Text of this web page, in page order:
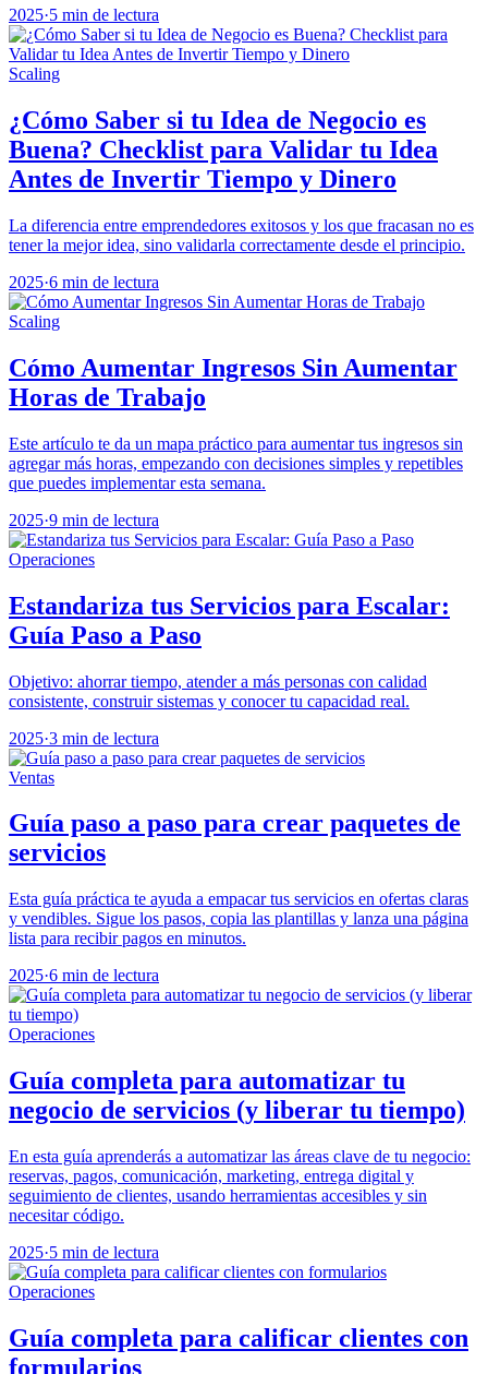
2025·5 min de lectura
Scaling
¿Cómo Saber si tu Idea de Negocio es
Buena? Checklist para Validar tu Idea
Antes de Invertir Tiempo y Dinero
La diferencia entre emprendedores exitosos y los que fracasan no es
tener la mejor idea, sino validarla correctamente desde el principio.
2025·6 min de lectura
Scaling
Cómo Aumentar Ingresos Sin Aumentar
Horas de Trabajo
Este artículo te da un mapa práctico para aumentar tus ingresos sin
agregar más horas, empezando con decisiones simples y repetibles
que puedes implementar esta semana.
2025·9 min de lectura
Operaciones
Estandariza tus Servicios para Escalar:
Guía Paso a Paso
Objetivo: ahorrar tiempo, atender a más personas con calidad
consistente, construir sistemas y conocer tu capacidad real.
2025·3 min de lectura
Ventas
Guía paso a paso para crear paquetes de
servicios
Esta guía práctica te ayuda a empacar tus servicios en ofertas claras
y vendibles. Sigue los pasos, copia las plantillas y lanza una página
lista para recibir pagos en minutos.
2025·6 min de lectura
Operaciones
Guía completa para automatizar tu
negocio de servicios (y liberar tu tiempo)
En esta guía aprenderás a automatizar las áreas clave de tu negocio:
reservas, pagos, comunicación, marketing, entrega digital y
seguimiento de clientes, usando herramientas accesibles y sin
necesitar código.
2025·5 min de lectura
Operaciones
Guía completa para calificar clientes con
formularios